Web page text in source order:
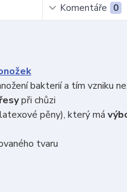
Komentáře 0
bakterií a tím vzniku
při chůzi
pěny), který má
tvaru